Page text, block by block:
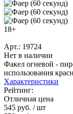
18+
Арт.: 19724
Нет в наличии
Факел огневой -
использования
Характеристики
Рейтинг:
Отличная цена
545 руб. / шт